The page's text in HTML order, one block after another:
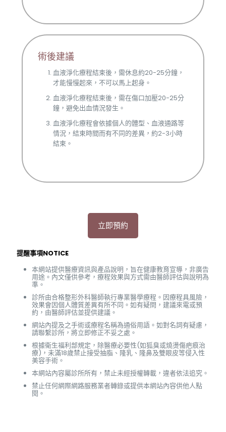
術後建議
血液淨化療程結束後，需休息約20-25分鐘，
才能慢慢起來，不可以馬上起身。
血液淨化療程結束後，需在傷口加壓20-25分
鐘，避免出血情況發生。
血液淨化療程會依據個人的體型、血液通路等
情況，結束時間而有不同的差異，約2-3小時
結束。
立即預約
提醒事項NOTICE
本網站提供醫療資訊與產品說明，旨在健康教育宣導，非廣告
用途。內文僅供參考，療程效果與方式需由醫師評估與說明為
準。
診所由合格整形外科醫師執行專業醫學療程。因療程具風險，
效果會因個人體質差異有所不同。如有疑問，建議來電或預
約，由醫師評估並提供建議。
網站內提及之手術或療程名稱為通俗用語。如對名詞有疑慮，
請聯繫診所，將立即修正不妥之處。
根據衛生福利部規定，除醫療必要性(如狐臭或燒燙傷疤痕治
療)，未滿18歲禁止接受抽脂、隆乳、隆鼻及雙眼皮等侵入性
美容手術。
本網站內容屬診所所有，禁止未經授權轉載，違者依法追究。
禁止任何網際網路服務業者轉錄或提供本網站內容供他人點
閱。